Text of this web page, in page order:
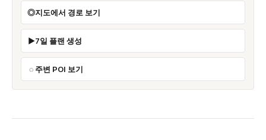
지도에서 경로 보기
7일 플랜 생성
주변 POI 보기